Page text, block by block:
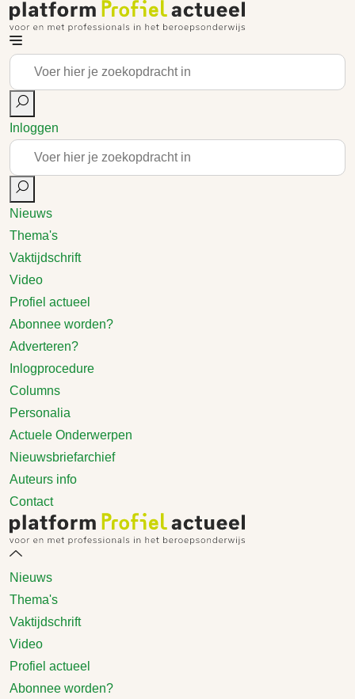
Inloggen
Nieuws
Thema's
Vaktijdschrift
Video
Profiel actueel
Abonnee worden?
Adverteren?
Inlogprocedure
Columns
Personalia
Actuele Onderwerpen
Nieuwsbriefarchief
Auteurs info
Contact
Nieuws
Thema's
Vaktijdschrift
Video
Profiel actueel
Abonnee worden?